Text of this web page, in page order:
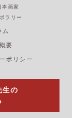
本画家
ラリー
ム
要
ポリシー
生の